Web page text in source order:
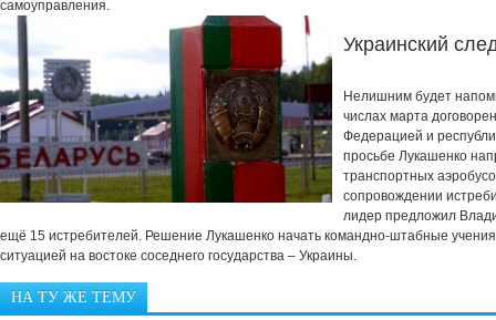
самоуправления.
Украинский
Нелишним будет
числах марта
Федерацией и
просьбе Лукашенко
транспортных
сопровождении
лидер предложил
ещё 15 истребителей. Решение Лукашенко начать командно-штабные
ситуацией на востоке соседнего государства – Украины.
НА ТУ ЖЕ ТЕМУ